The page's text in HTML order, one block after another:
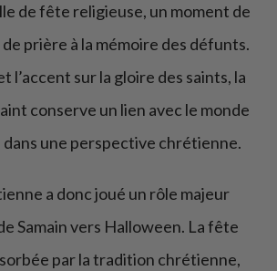
de fête religieuse, un moment de
prière à la mémoire des défunts.
l’accent sur la gloire des saints, la
conserve un lien avec le monde
dans une perspective chrétienne.
a donc joué un rôle majeur
Samain vers Halloween. La fête
par la tradition chrétienne,